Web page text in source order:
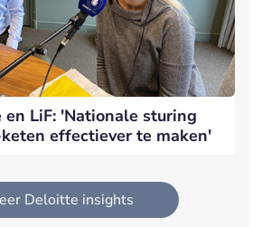
en LiF: 'Nationale sturing
effectiever te maken'
Deloitte insights